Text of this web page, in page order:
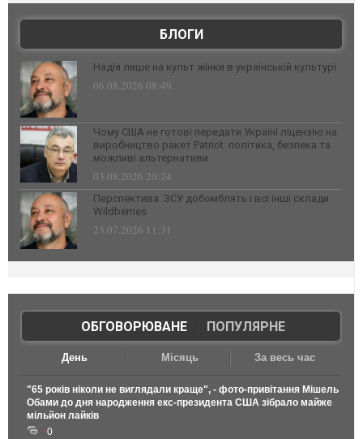
БЛОГИ
Надія лише на культ жінки в українській культурі
06.08.2026 08:49
Чому США не готові передати Україні ліцензію на
виробництво ракет Patriot: політика, безпека та
можливі альтернативи
03.08.2026 20:24
Перспектива: ЗСУ добомблять і всі інші склади
Wildberries
23.07.2026 11:31
ОБГОВОРЮВАНЕ| ПОПУЛЯРНЕ
День Місяць За весь час
"65 років ніколи не виглядали краще", - фото-привітання Мішель
Обами до дня народження екс-президента США зібрало майже
мільйон лайків
0